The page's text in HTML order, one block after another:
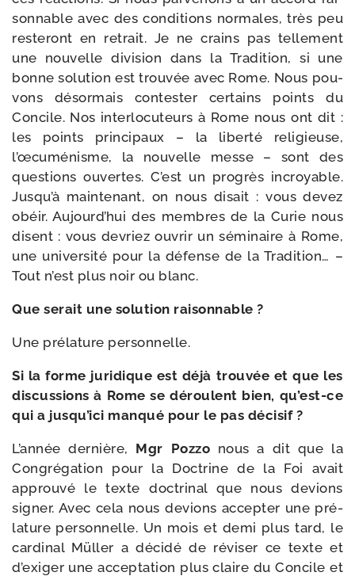
son­nable avec des condi­tions nor­males, très peu
res­te­ront en retrait. Je ne crains pas tel­le­ment
une nou­velle divi­sion dans la Tradition, si une
bonne solu­tion est trou­vée avec Rome. Nous pou­
vons désor­mais contes­ter cer­tains points du
Concile. Nos inter­lo­cu­teurs à Rome nous ont dit :
les points prin­ci­paux – la liber­té reli­gieuse,
l’œcuménisme, la nou­velle messe – sont des
ques­tions ouvertes. C’est un pro­grès incroyable.
Jusqu’à main­te­nant, on nous disait : vous devez
obéir. Aujourd’hui des membres de la Curie nous
disent : vous devriez ouvrir un sémi­naire à Rome,
une uni­ver­si­té pour la défense de la Tradition… –
Tout n’est plus noir ou blanc.
Que serait une solu­tion raisonnable ?
Une pré­la­ture personnelle.
Si la forme juri­dique est déjà trou­vée et que les
dis­cus­sions à Rome se déroulent bien, qu’est-​ce
qui a jus­qu’i­ci man­qué pour le pas décisif ?
L’année der­nière, Mgr Pozzo nous a dit que la
Congrégation pour la Doctrine de la Foi avait
approu­vé le texte doc­tri­nal que nous devions
signer. Avec cela nous devions accep­ter une pré­
la­ture per­son­nelle. Un mois et demi plus tard, le
car­di­nal Müller a déci­dé de révi­ser ce texte et
d’exi­ger une accep­ta­tion plus claire du Concile et